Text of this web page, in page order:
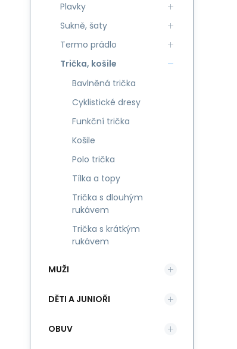
Plavky
Sukně, šaty
Termo prádlo
Trička, košile
Bavlněná trička
Cyklistické dresy
Funkční trička
Košile
Polo trička
Tílka a topy
Trička s dlouhým
rukávem
Trička s krátkým
rukávem
MUŽI
DĚTI A JUNIOŘI
OBUV